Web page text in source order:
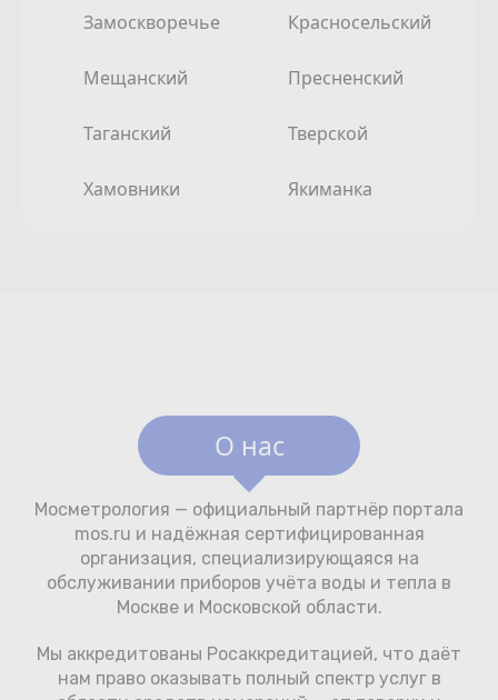
Замоскворечье Красносельский
Мещанский Пресненский
Таганский Тверской
Хамовники Якиманка
О нас
Мосметрология — официальный партнёр портала
mos.ru и надёжная сертифицированная
организация, специализирующаяся на
обслуживании приборов учёта воды и тепла в
Москве и Московской области.
Мы аккредитованы Росаккредитацией, что даёт
нам право оказывать полный спектр услуг в